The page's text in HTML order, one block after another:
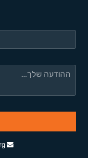
editor@breslev.org